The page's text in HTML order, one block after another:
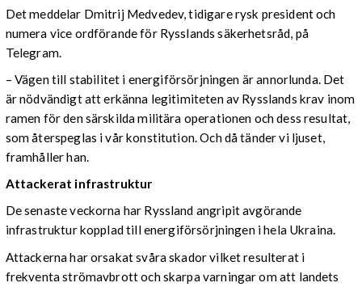
Det meddelar Dmitrij Medvedev,tidigare rysk president och
numera vice ordförande för Rysslands säkerhetsråd, på
Telegram.
– Vägen till stabilitet i energiförsörjningen är annorlunda. Det
är nödvändigt att erkänna legitimiteten av Rysslands krav inom
ramen för den särskilda militära operationen och dess resultat,
som återspeglas i vår konstitution. Och då tänder vi ljuset,
framhåller han.
Attackerat infrastruktur
De senaste veckorna har Ryssland angripit avgörande
infrastruktur kopplad till energiförsörjningen i hela Ukraina.
Attackerna har orsakat svåra skador vilket resulterat i
frekventa strömavbrott och skarpa varningar om att landets